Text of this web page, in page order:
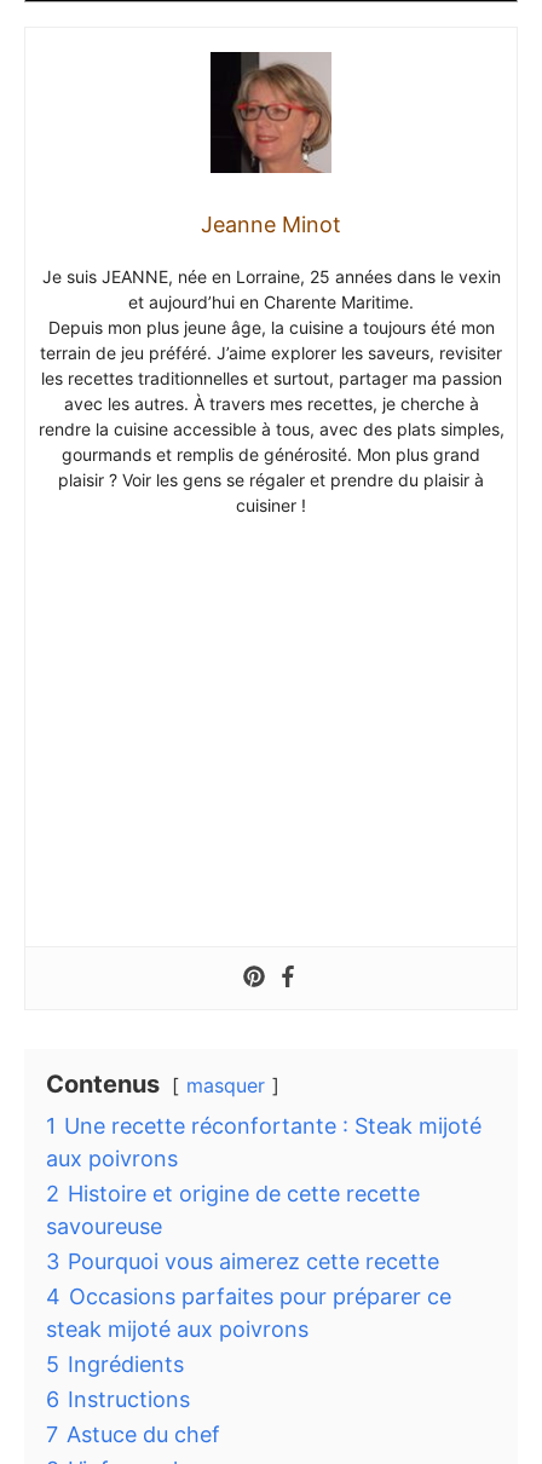
Jeanne Minot
Je suis JEANNE, née en Lorraine, 25 années dans le vexin
et aujourd’hui en Charente Maritime.
Depuis mon plus jeune âge, la cuisine a toujours été mon
terrain de jeu préféré. J’aime explorer les saveurs, revisiter
les recettes traditionnelles et surtout, partager ma passion
avec les autres. À travers mes recettes, je cherche à
rendre la cuisine accessible à tous, avec des plats simples,
gourmands et remplis de générosité. Mon plus grand
plaisir ? Voir les gens se régaler et prendre du plaisir à
cuisiner !
Contenus masquer
1 Une recette réconfortante : Steak mijoté
aux poivrons
2 Histoire et origine de cette recette
savoureuse
3 Pourquoi vous aimerez cette recette
4 Occasions parfaites pour préparer ce
steak mijoté aux poivrons
5 Ingrédients
6 Instructions
7 Astuce du chef